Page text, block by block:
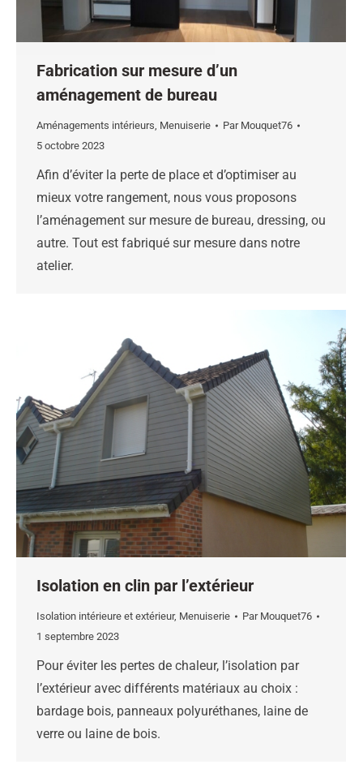
Fabrication sur mesure d’un
aménagement de bureau
Aménagements intérieurs, Menuiserie Par Mouquet76
5 octobre 2023
Afin d’éviter la perte de place et d’optimiser au
mieux votre rangement, nous vous proposons
l’aménagement sur mesure de bureau, dressing, ou
autre. Tout est fabriqué sur mesure dans notre
atelier.
Isolation en clin par l’extérieur
Isolation intérieure et extérieur, Menuiserie Par Mouquet76
1 septembre 2023
Pour éviter les pertes de chaleur, l’isolation par
l’extérieur avec différents matériaux au choix :
bardage bois, panneaux polyuréthanes, laine de
verre ou laine de bois.